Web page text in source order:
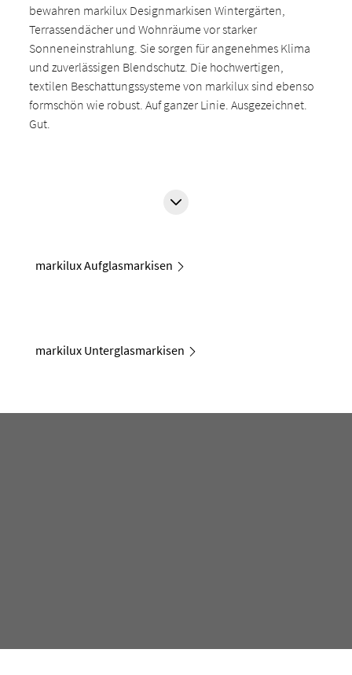
bewahren markilux Designmarkisen Wintergärten,
Terrassendächer und Wohnräume vor starker
Sonneneinstrahlung. Sie sorgen für angenehmes Klima
und zuverlässigen Blendschutz. Die hochwertigen,
textilen Beschattungssysteme von markilux sind ebenso
formschön wie robust. Auf ganzer Linie. Ausgezeichnet.
Gut.
markilux Aufglasmarkisen
markilux Unterglasmarkisen